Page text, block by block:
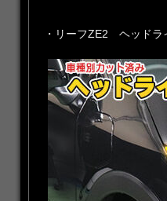
・リーフZE2 ヘッドラ